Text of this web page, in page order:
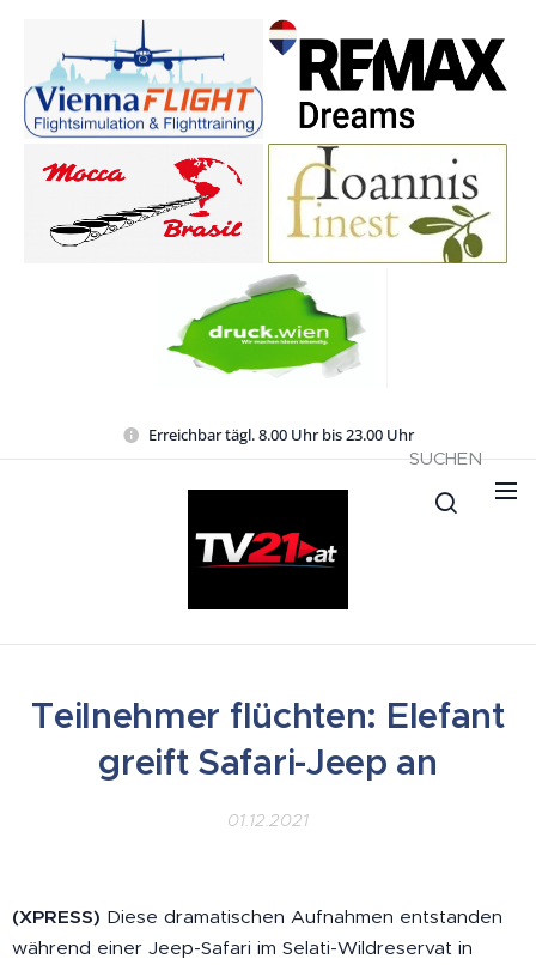
Erreichbar tägl. 8.00 Uhr bis 23.00 Uhr
SUCHEN
Teilnehmer flüchten: Elefant
greift Safari-Jeep an
01.12.2021
(XPRESS) Diese dramatischen Aufnahmen entstanden
während einer Jeep-Safari im Selati-Wildreservat in